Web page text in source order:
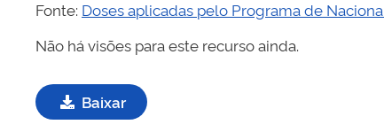
Fonte: Doses aplicadas pelo Programa de
Não há visões para este recurso ainda.
Baixar